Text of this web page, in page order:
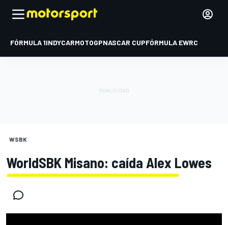
FÓRMULA 1INDYCARMOTOGPNASCAR CUPFÓRMULA EWRC
WSBK
WorldSBK Misano: caída Alex Lowes